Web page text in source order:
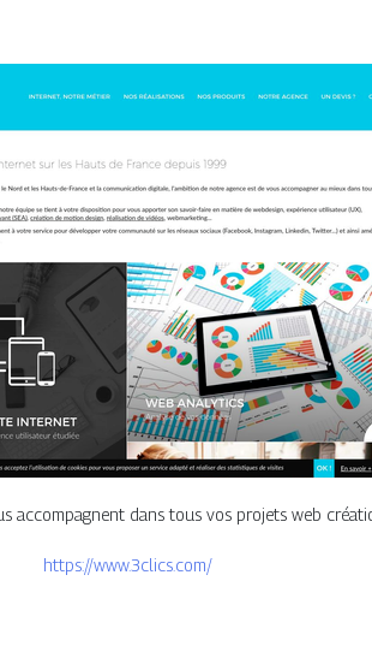
accompagnent dans tous vos projets web
https://www.3clics.com/